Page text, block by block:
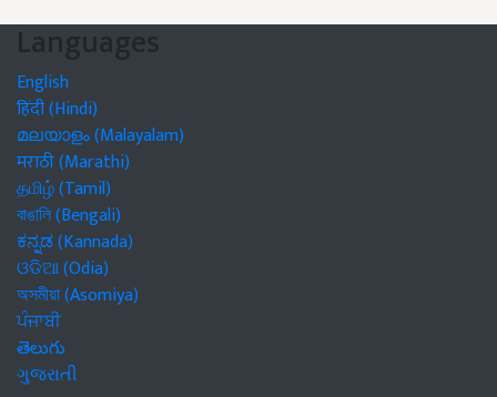
Languages
English
हिंदी (Hindi)
മലയാളം (Malayalam)
मराठी (Marathi)
தமிழ் (Tamil)
বাঙালি (Bengali)
ಕನ್ನಡ (Kannada)
ଓଡିଆ (Odia)
অসমীয়া (Asomiya)
ਪੰਜਾਬੀ
తెలుగు
ગુજરાતી